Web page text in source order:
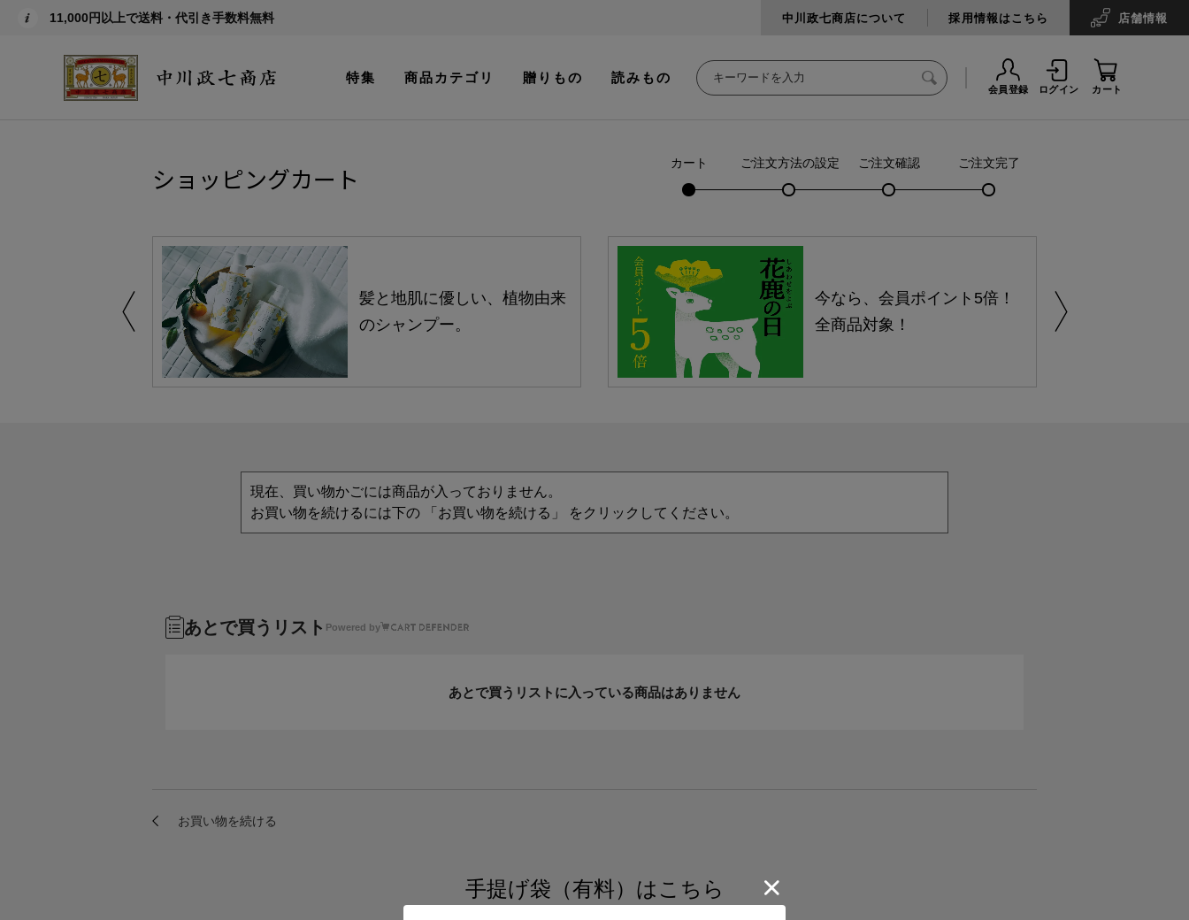
11,000円以上で送料・代引き手数料無料 中川政七商店について 採用情報はこちら 店舗情報
特集 商品カテゴリ 贈りもの 読みもの
会員登録 ログイン カート
ショッピングカート カート ご注文方法の設定 ご注文確認 ご注文完了
髪と地肌に優しい、植物由来
のシャンプー。
今なら、会員ポイント5倍！
全商品対象！
現在、買い物かごには商品が入っておりません。
お買い物を続けるには下の 「お買い物を続ける」 をクリックしてください。
あとで買うリスト Powered by
あとで買うリストに入っている商品はありません
手提げ袋（有料）はこちら